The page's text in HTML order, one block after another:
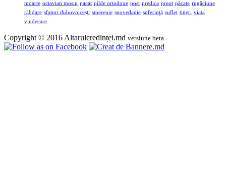
moarte octavian mosin pacat pilde ortodoxe post predica preot păcate rugăciune
răbdare sfaturi duhovnicești smerenie spovedanie suferinţă suflet tineri viata
vindecare
Copyright © 2016 Altarulcredinței.md versiune beta